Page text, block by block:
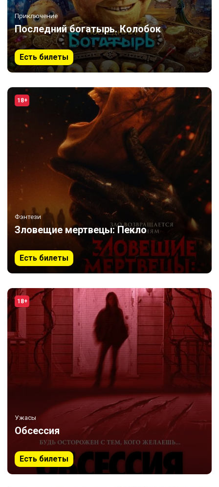
Приключение
Последний богатырь. Колобок
Есть билеты
18+
Фэнтези
Зловещие мертвецы: Пекло
Есть билеты
18+
Ужасы
Обсессия
Есть билеты